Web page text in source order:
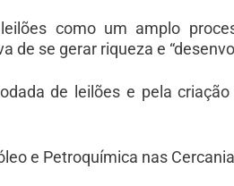
como um amplo
de se gerar riqueza e
de leilões e pela
e Petroquímica nas